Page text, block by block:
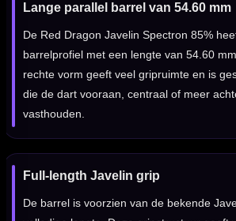
Lange parallel barrel van 54.60 mm
De Red Dragon Javelin Spectron 85%
barrelprofiel met een lengte van 54.60
rechte vorm geeft veel gripruimte en is
die de dart vooraan, centraal of meer
vasthouden.
Full-length Javelin grip
De barrel is voorzien van de bekende